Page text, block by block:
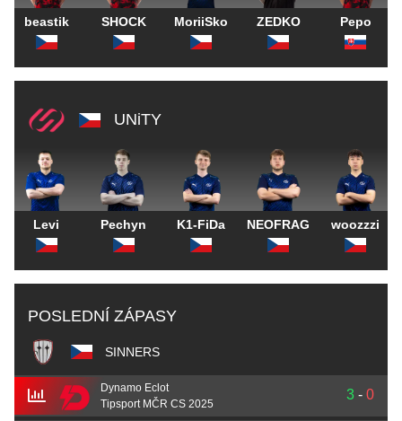
beastik SHOCK MoriiSko ZEDKO Pepo
UNiTY
Levi Pechyn K1-FiDa NEOFRAG woozzzi
POSLEDNÍ ZÁPASY
SINNERS
Dynamo Eclot
Tipsport MČR CS 2025
3 - 0